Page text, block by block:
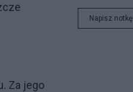
Za jego
Napisz notkę